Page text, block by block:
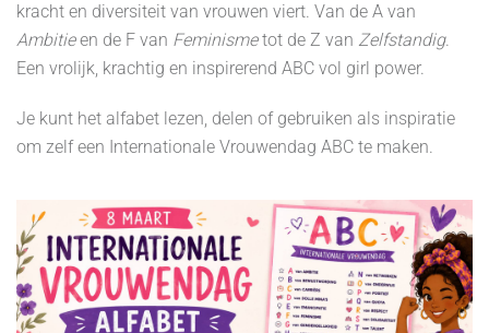
kracht en diversiteit van vrouwen viert. Van de A van
Ambitieen de F van Feminismetot de Z van Zelfstandig.
Een vrolijk, krachtig en inspirerend ABC vol girl power.
Je kunt het alfabet lezen, delen of gebruiken als inspiratie
om zelf een Internationale Vrouwendag ABC te maken.